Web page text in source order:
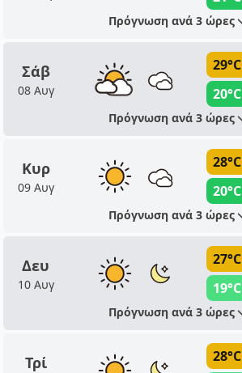
Πρόγνωση ανά 3 ώρες
Σάβ
08 Αυγ
29°C
20°C
Πρόγνωση ανά 3 ώρες
Κυρ
09 Αυγ
28°C
20°C
Πρόγνωση ανά 3 ώρες
Δευ
10 Αυγ
27°C
19°C
Πρόγνωση ανά 3 ώρες
Τρί
28°C